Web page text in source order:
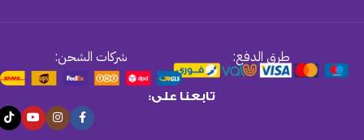
طرق الدفع: شركات الشحن:
تابعنا على: